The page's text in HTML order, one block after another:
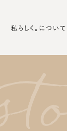
私らしく。について